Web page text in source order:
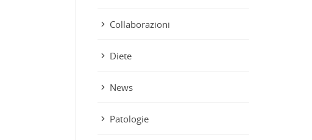
Collaborazioni
Diete
News
Patologie